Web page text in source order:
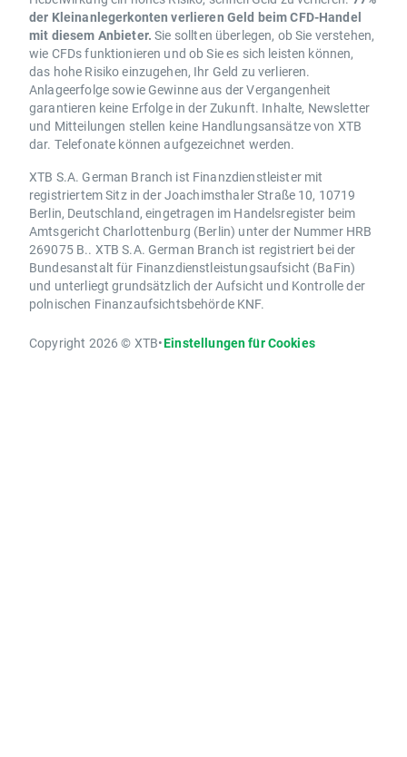
der Kleinanlegerkonten verlieren Geld beim CFD-Handel
mit diesem Anbieter. Sie sollten überlegen, ob Sie verstehen,
wie CFDs funktionieren und ob Sie es sich leisten können,
das hohe Risiko einzugehen, Ihr Geld zu verlieren.
Anlageerfolge sowie Gewinne aus der Vergangenheit
garantieren keine Erfolge in der Zukunft. Inhalte, Newsletter
und Mitteilungen stellen keine Handlungsansätze von XTB
dar. Telefonate können aufgezeichnet werden.
XTB S.A. German Branch ist Finanzdienstleister mit
registriertem Sitz in der Joachimsthaler Straße 10, 10719
Berlin, Deutschland, eingetragen im Handelsregister beim
Amtsgericht Charlottenburg (Berlin) unter der Nummer HRB
269075 B.. XTB S.A. German Branch ist registriert bei der
Bundesanstalt für Finanzdienstleistungsaufsicht (BaFin)
und unterliegt grundsätzlich der Aufsicht und Kontrolle der
polnischen Finanzaufsichtsbehörde KNF.
Copyright 2026 © XTB•Einstellungen für Cookies